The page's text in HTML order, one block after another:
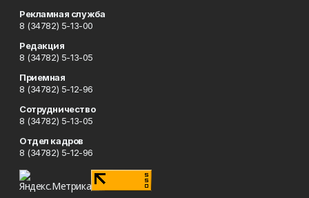
Рекламная служба
8 (34782) 5-13-00
Редакция
8 (34782) 5-13-05
Приемная
8 (34782) 5-12-96
Сотрудничество
8 (34782) 5-13-05
Отдел кадров
8 (34782) 5-12-96